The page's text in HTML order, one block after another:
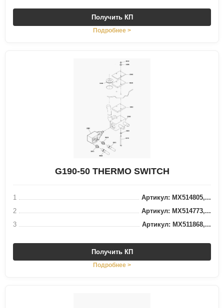
Получить КП
Подробнее >
G190-50 THERMO SWITCH
1
Артикул: MX514805,...
2
Артикул: MX514773,...
3
Артикул: MX511868,...
Получить КП
Подробнее >